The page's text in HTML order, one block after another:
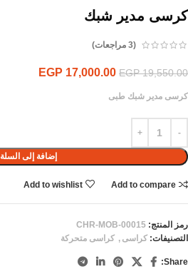
كرسى مدير شبك
(
3 مراجعات)
EGP19,550.00
EGP 17,000.00
كرسى مدير شبك طبى
إضافة إلى السلة
Add to compare
Add to wishlist
رمز المنتج: CHR-MOB-00015
التصنيفات: كراسى , كراسى متحركة
Share: